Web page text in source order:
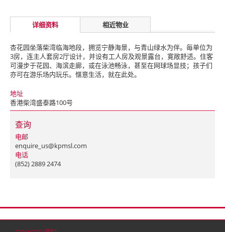
详细资料 相近物业
杏花园坐落柴湾临海地段，拥览宁静海景，与青山绿水为伴。毎单位为
3房，连主人套房2厅设计，并设有工人房及观景露台，寛敞舒适。住客
可漫步于花园、海滨走廊，或在泳池畅泳，甚至在网球场显技；孩子们
亦可在游乐场内玩乐。惬意生活，就在此处。
地址
香港柴湾盛泰路100号
查询
电邮
enquire_us@kpmsl.com
电话
(852) 2889 2474